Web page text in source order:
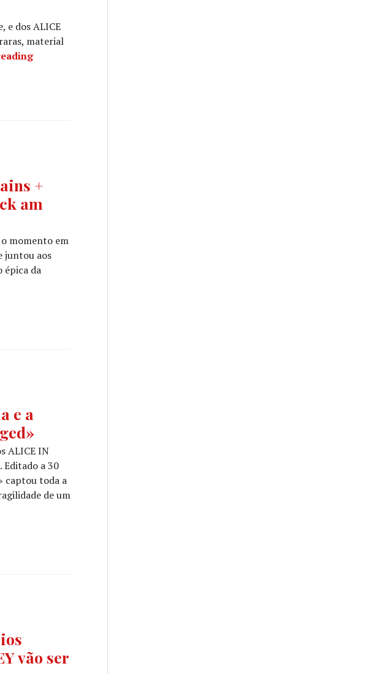
e dos ALICE
material
ALICE IN CHAINS celebram 30 anos do álbum homónimo com reedição
+
am
momento em
juntou aos
épica da
@ Rock am Ring, 2006 [vídeo]
e a
ALICE IN
a 30
captou toda a
de um
e a tragédia do «MTV Unplugged»
vão ser